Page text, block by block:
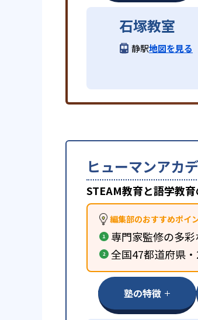
石塚教室
静駅地図を見る
ヒューマンアカ
STEAM教育と語学教
編集部のおすすめポイ
専門家監修の多
全国47都道府県
塾の特徴